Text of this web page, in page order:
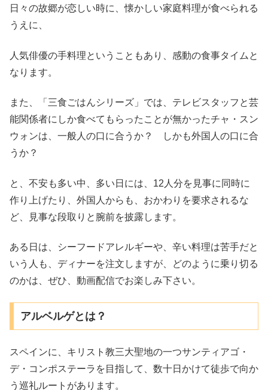
日々の故郷が恋しい時に、懐かしい家庭料理が食べられる
うえに、
人気俳優の手料理ということもあり、感動の食事タイムと
なります。
また、「三食ごはんシリーズ」では、テレビスタッフと芸
能関係者にしか食べてもらったことが無かったチャ・スン
ウォンは、一般人の口に合うか？ しかも外国人の口に合
うか？
と、不安も多い中、多い日には、12人分を見事に同時に
作り上げたり、外国人からも、おかわりを要求されるな
ど、見事な段取りと腕前を披露します。
ある日は、シーフードアレルギーや、辛い料理は苦手だと
いう人も、ディナーを注文しますが、どのように乗り切る
のかは、ぜひ、動画配信でお楽しみ下さい。
アルベルゲとは？
スペインに、キリスト教三大聖地の一つサンティアゴ・
デ・コンポステーラを目指して、数十日かけて徒歩で向か
う巡礼ルートがあります。